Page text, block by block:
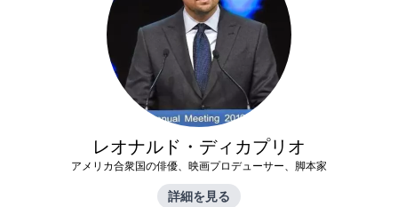
レオナルド・ディカプリオ
アメリカ合衆国の俳優、映画プロデューサー、脚本家
詳細を見る